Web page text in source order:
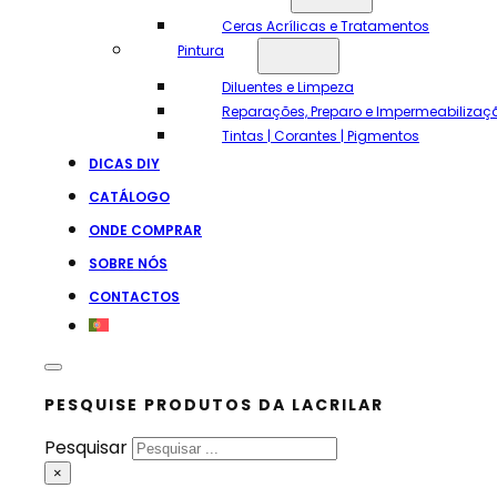
Ceras Acrílicas e Tratamentos
Pintura
Diluentes e Limpeza
Reparações, Preparo e
Tintas | Corantes | Pigmentos
DICAS DIY
CATÁLOGO
ONDE COMPRAR
SOBRE NÓS
CONTACTOS
PESQUISE PRODUTOS DA LACRILAR
Pesquisar
×